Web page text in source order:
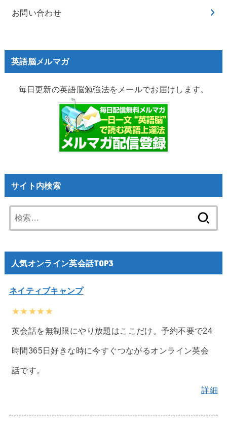
お問い合わせ
英語脳メルマガ
毎日更新の英語脳勉強法をメールでお届けします。
サイト内検索
索:
人気オンライン英会話TOP3
ネイティブキャンプ
★★★★★
英会話を無制限にやり放題はここだけ。予約不要で24
時間365日好きな時に今すぐつながるオンライン英会
話です。
詳細